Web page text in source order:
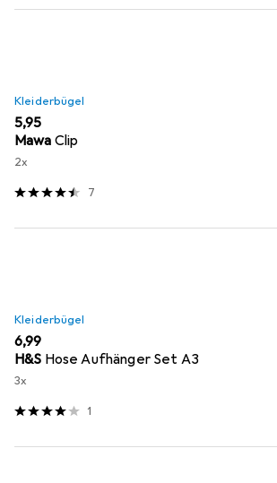
Kleiderbügel
EUR
5,95
Mawa Clip
2x
7
Kleiderbügel
EUR
6,99
H&S Hose Aufhänger Set A3
3x
1